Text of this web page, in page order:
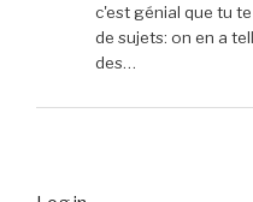
c'est génial que tu
de sujets: on en a
des…